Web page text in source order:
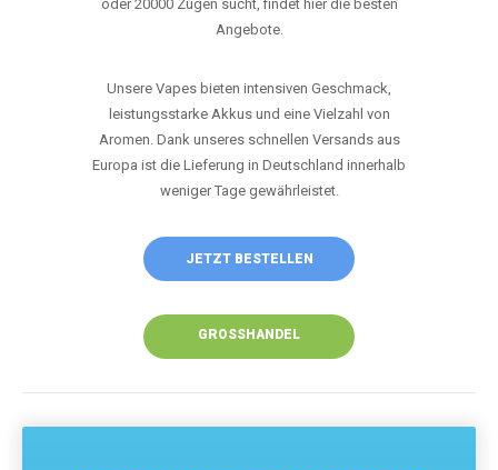
oder 20000 Zügen sucht, findet hier die besten
Angebote.
Unsere Vapes bieten intensiven Geschmack,
leistungsstarke Akkus und eine Vielzahl von
Aromen. Dank unseres schnellen Versands aus
Europa ist die Lieferung in Deutschland innerhalb
weniger Tage gewährleistet.
JETZT BESTELLEN
GROSSHANDEL